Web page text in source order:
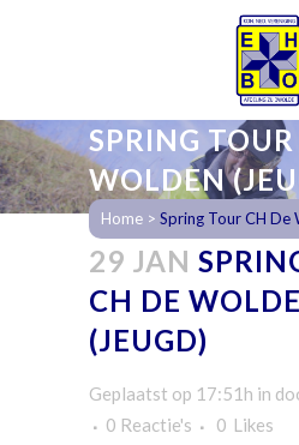
SPRING
WOLDEN
Home > Spring Tour CH De
29 JAN
CH DE
(JEUGD)
Geplaatst op 17:51h in
0 Reactie's
0 Likes